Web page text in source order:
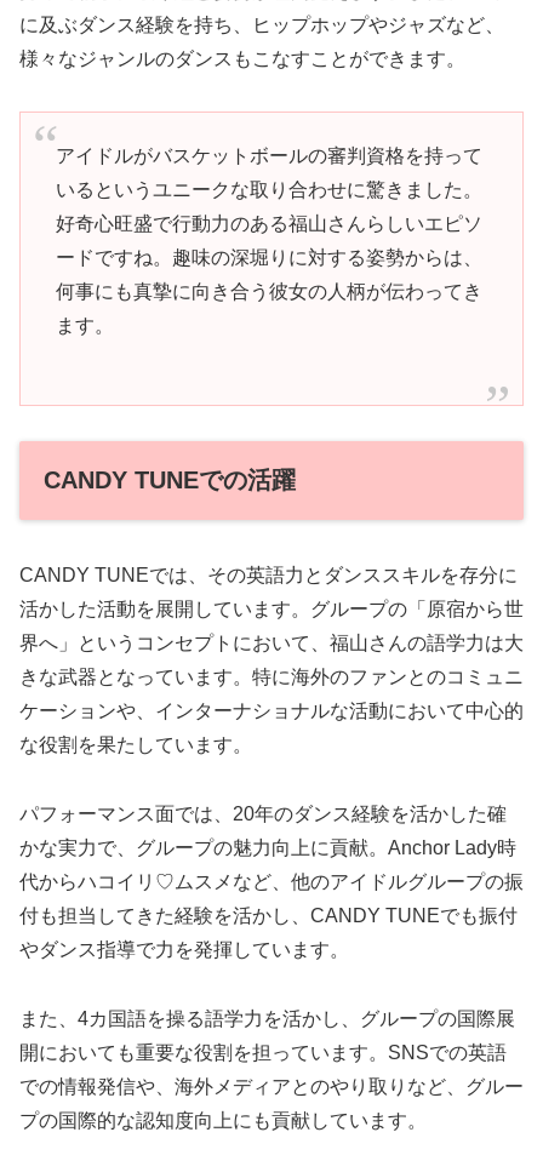
に及ぶダンス経験を持ち、ヒップホップやジャズなど、
様々なジャンルのダンスもこなすことができます。
アイドルがバスケットボールの審判資格を持って
いるというユニークな取り合わせに驚きました。
好奇心旺盛で行動力のある福山さんらしいエピソ
ードですね。趣味の深堀りに対する姿勢からは、
何事にも真摯に向き合う彼女の人柄が伝わってき
ます。
CANDY TUNEでの活躍
CANDY TUNEでは、その英語力とダンススキルを存分に
活かした活動を展開しています。グループの「原宿から世
界へ」というコンセプトにおいて、福山さんの語学力は大
きな武器となっています。特に海外のファンとのコミュニ
ケーションや、インターナショナルな活動において中心的
な役割を果たしています。
パフォーマンス面では、20年のダンス経験を活かした確
かな実力で、グループの魅力向上に貢献。Anchor Lady時
代からハコイリ♡ムスメなど、他のアイドルグループの振
付も担当してきた経験を活かし、CANDY TUNEでも振付
やダンス指導で力を発揮しています。
また、4カ国語を操る語学力を活かし、グループの国際展
開においても重要な役割を担っています。SNSでの英語
での情報発信や、海外メディアとのやり取りなど、グルー
プの国際的な認知度向上にも貢献しています。